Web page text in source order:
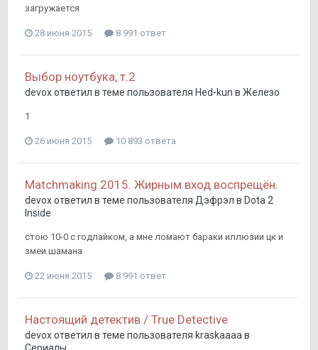
загружается
28 июня 2015 8 991 ответ
Выбор ноутбука, т.2
devoxответил в теме пользователя Hed-kun в Железо
1
26 июня 2015 10 893 ответа
Matchmaking 2015. Жирным вход воспрещён.
devoxответил в теме пользователя Дэфрэл в Dota 2
Inside
стою 10-0 с годлайком, а мне ломают бараки иллюзии цк и
змеи шамана
22 июня 2015 8 991 ответ
Настоящий детектив / True Detective
devoxответил в теме пользователя kraskaaaa в